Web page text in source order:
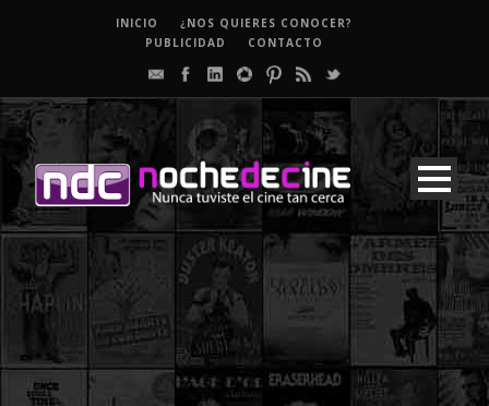
INICIO
¿NOS QUIERES CONOCER?
PUBLICIDAD
CONTACTO